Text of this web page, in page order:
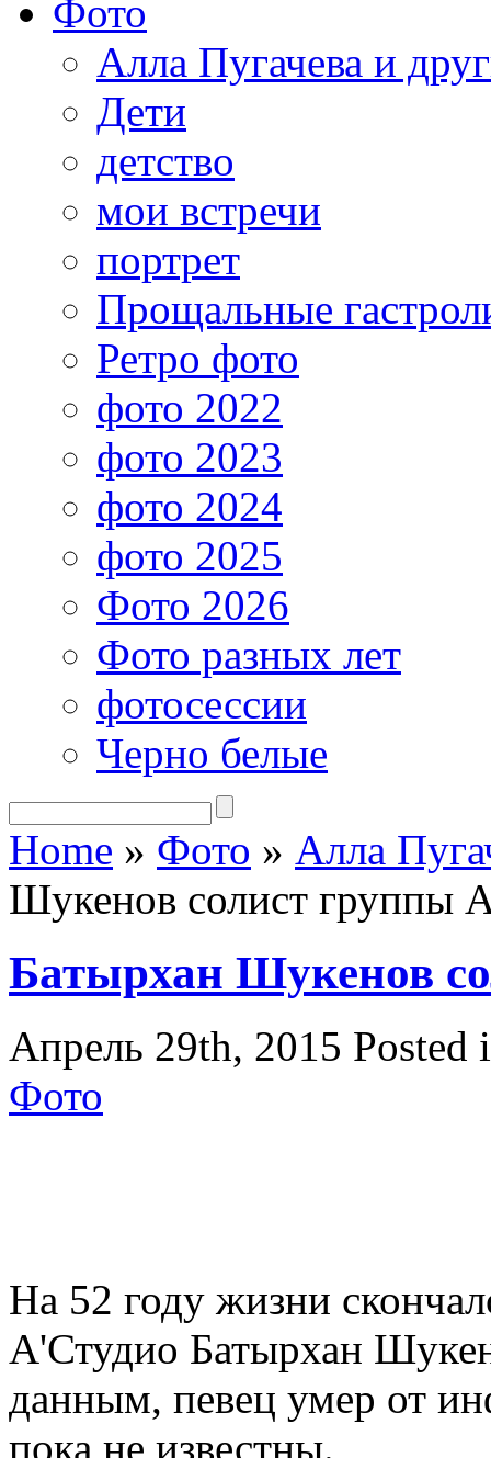
Фото
Алла Пугачева и
Дети
детство
мои встречи
портрет
Прощальные
Ретро фото
фото 2022
фото 2023
фото 2024
фото 2025
Фото 2026
Фото разных лет
фотосессии
Черно белые
Home » Фото » Алла
Шукенов солист группы
Батырхан Шукенов
Апрель 29th, 2015 Posted
Фото
На 52 году жизни
А'Студио Батырхан
данным, певец умер от
пока не известны.